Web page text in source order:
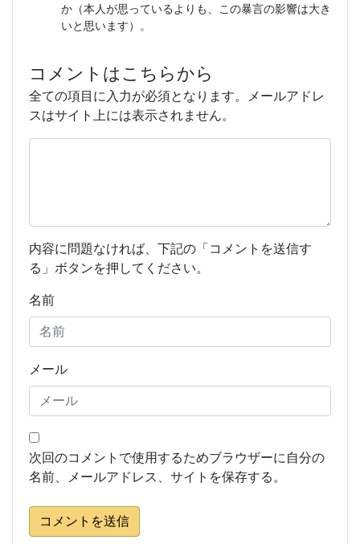
か（本人が思っているよりも、この暴言の影響は大き
いと思います）。
コメントはこちらから
全ての項目に入力が必須となります。メールアドレ
スはサイト上には表示されません。
内容に問題なければ、下記の「コメントを送信す
る」ボタンを押してください。
名前
メール
次回のコメントで使用するためブラウザーに自分の
名前、メールアドレス、サイトを保存する。
コメントを送信